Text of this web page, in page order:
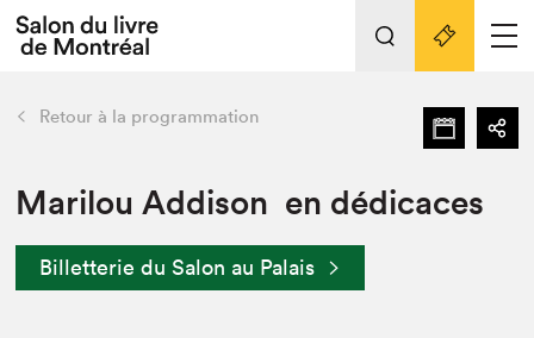
L'événement
Préparer sa visite au Salon
Actualités
retour Nos activités
Préparer sa visite
Liens pratiques
Retour à la programmation
Marilou Addison en dédicaces
Billetterie du Salon au Palais